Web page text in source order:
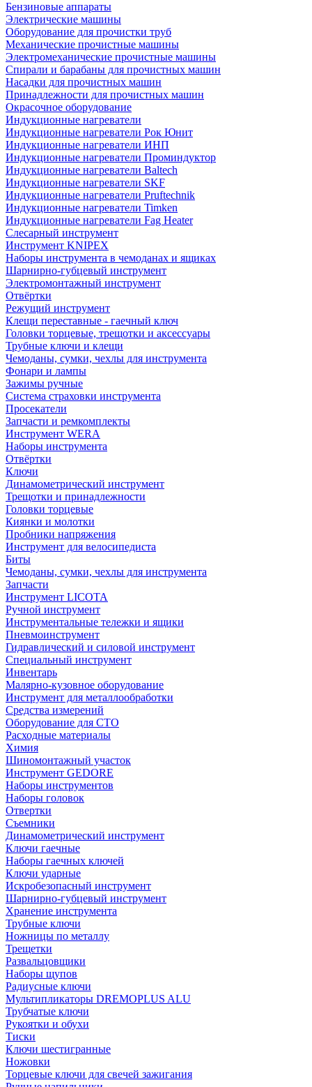
Бензиновые аппараты
Электрические машины
Оборудование для прочистки труб
Механические прочистные машины
Электромеханические прочистные машины
Спирали и барабаны для прочистных машин
Насадки для прочистных машин
Принадлежности для прочистных машин
Окрасочное оборудование
Индукционные нагреватели
Индукционные нагреватели Рок Юнит
Индукционные нагреватели ИНП
Индукционные нагреватели Проминдуктор
Индукционные нагреватели Baltech
Индукционные нагреватели SKF
Индукционные нагреватели Pruftechnik
Индукционные нагреватели Timken
Индукционные нагреватели Fag Heater
Слесарный инструмент
Инструмент KNIPEX
Наборы инструмента в чемоданах и ящиках
Шарнирно-губцевый инструмент
Электромонтажный инструмент
Отвёртки
Режущий инструмент
Клещи переставные - гаечный ключ
Головки торцевые, трещотки и аксессуары
Трубные ключи и клещи
Чемоданы, сумки, чехлы для инструмента
Фонари и лампы
Зажимы ручные
Система страховки инструмента
Просекатели
Запчасти и ремкомплекты
Инструмент WERA
Наборы инструмента
Отвёртки
Ключи
Динамометрический инструмент
Трещотки и принадлежности
Головки торцевые
Киянки и молотки
Пробники напряжения
Инструмент для велосипедиста
Биты
Чемоданы, сумки, чехлы для инструмента
Запчасти
Инструмент LICOTA
Ручной инструмент
Инструментальные тележки и ящики
Пневмоинструмент
Гидравлический и силовой инструмент
Специальный инструмент
Инвентарь
Малярно-кузовное оборудование
Инструмент для металлообработки
Средства измерений
Оборудование для СТО
Расходные материалы
Химия
Шиномонтажный участок
Инструмент GEDORE
Наборы инструментов
Наборы головок
Отвертки
Съемники
Динамометрический инструмент
Ключи гаечные
Наборы гаечных ключей
Ключи ударные
Искробезопасный инструмент
Шарнирно-губцевый инструмент
Хранение инструмента
Трубные ключи
Ножницы по металлу
Трещетки
Развальцовщики
Наборы щупов
Радиусные ключи
Мультипликаторы DREMOPLUS ALU
Трубчатые ключи
Рукоятки и обухи
Тиски
Ключи шестигранные
Ножовки
Торцевые ключи для свечей зажигания